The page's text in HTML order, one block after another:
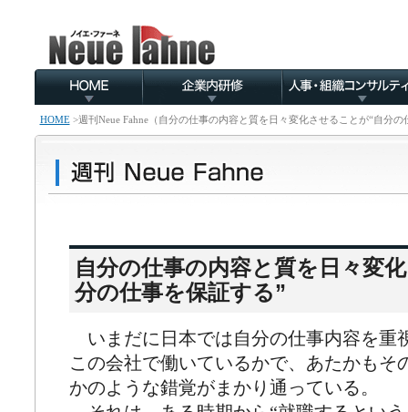
HOME>週刊Neue Fahne（自分の仕事の内容と質を日々変化させることが“自分の
自分の仕事の内容と質を日々変
分の仕事を保証する”
いまだに日本では自分の仕事内容を重
この会社で働いているかで、あたかもそ
かのような錯覚がまかり通っている。